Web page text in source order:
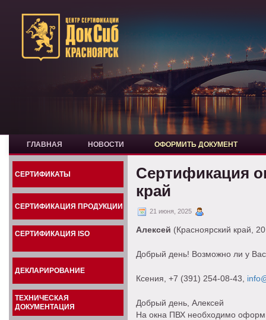
ГЛАВНАЯ НОВОСТИ ОФОРМИТЬ ДОКУМЕНТ
СЕРТИФИКАТЫ
СЕРТИФИКАЦИЯ ПРОДУКЦИИ
СЕРТИФИКАЦИЯ ISO
ДЕКЛАРИРОВАНИЕ
ТЕХНИЧЕСКАЯ
ДОКУМЕНТАЦИЯ
Сертификация
край
21 июня, 2025
Алексей (Красноярский край,
Добрый день! Возможно ли у Вас
Ксения , +7 (391) 254-08-43,
Добрый день, Алексей
На окна ПВХ необходимо